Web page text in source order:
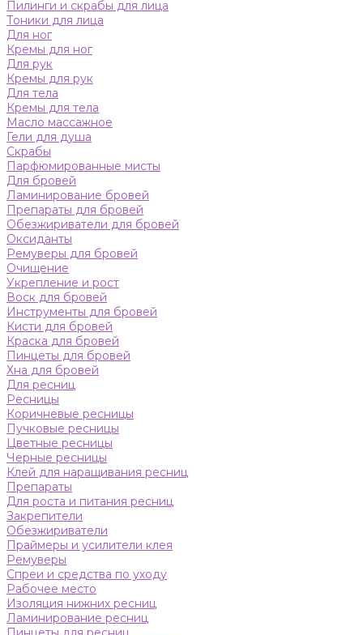
Пилинги и скрабы для лица
Тоники для лица
Для ног
Кремы для ног
Для рук
Кремы для рук
Для тела
Кремы для тела
Масло массажное
Гели для душа
Скрабы
Парфюмированные мисты
Для бровей
Ламинирование бровей
Препараты для бровей
Обезжириватели для бровей
Оксиданты
Ремуверы для бровей
Очищение
Укрепление и рост
Воск для бровей
Инструменты для бровей
Кисти для бровей
Краска для бровей
Пинцеты для бровей
Хна для бровей
Для ресниц
Ресницы
Коричневые ресницы
Пучковые ресницы
Цветные ресницы
Черные ресницы
Клей для наращивания ресниц
Препараты
Для роста и питания ресниц
Закрепители
Обезжириватели
Праймеры и усилители клея
Ремуверы
Спреи и средства по уходу
Рабочее место
Изоляция нижних ресниц
Ламинирование ресниц